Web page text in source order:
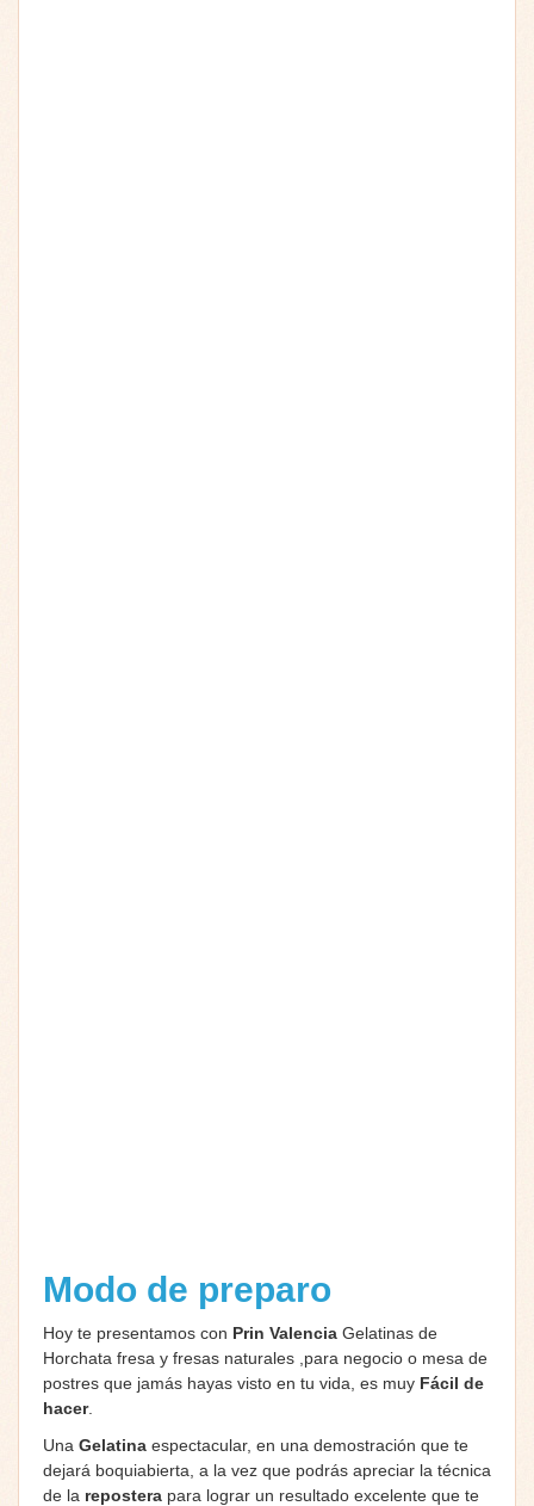
Modo de preparo
Hoy te presentamos con Prin Valencia Gelatinas de
Horchata fresa y fresas naturales ,para negocio o mesa de
postres que jamás hayas visto en tu vida, es muy Fácil de
hacer.
Una Gelatina espectacular, en una demostración que te
dejará boquiabierta, a la vez que podrás apreciar la técnica
de la repostera para lograr un resultado excelente que te